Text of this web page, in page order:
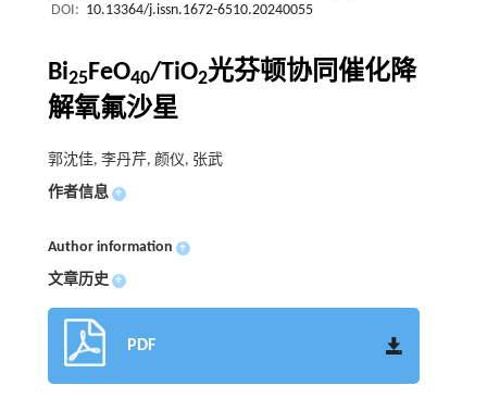
DOI: 10.13364/j.issn.1672-6510.20240055
Bi25FeO40/TiO2光芬顿协同催化降
解氧氟沙星
郭沈佳, 李丹芹, 颜仪, 张武
作者信息 +
Author information +
文章历史 +
PDF